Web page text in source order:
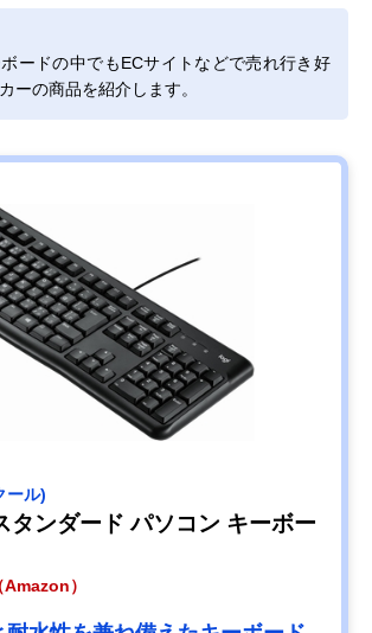
ードの中でもECサイトなどで売れ行き好
ーの商品を紹介します。
ール)
タンダード パソコン キーボー
）